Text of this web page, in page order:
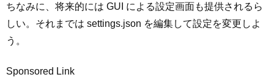
ちなみに、将来的には GUI による設定画面も提供されるら
しい。それまでは settings.json を編集して設定を変更しよ
う。
Sponsored Link